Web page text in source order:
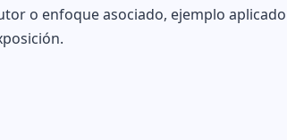
o enfoque asociado, ejemplo